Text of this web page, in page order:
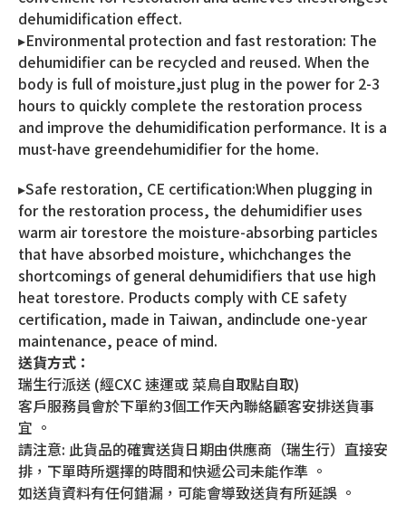
dehumidification effect.
▸Environmental protection and fast restoration: The
dehumidifier can be recycled and reused. When the
body is full of moisture,just plug in the power for 2-3
hours to quickly complete the restoration process
and improve the dehumidification performance. It is a
must-have greendehumidifier for the home.
▸Safe restoration, CE certification:When plugging in
for the restoration process, the dehumidifier uses
warm air torestore the moisture-absorbing particles
that have absorbed moisture, whichchanges the
shortcomings of general dehumidifiers that use high
heat torestore. Products comply with CE safety
certification, made in Taiwan, andinclude one-year
maintenance, peace of mind.
送貨方式：
瑞生行派送 (經CXC 速運或 菜鳥自取點自取)
客戶服務員會於下單約3個工作天內聯絡顧客安排送貨事
宜 。
請注意: 此貨品的確實送貨日期由供應商（瑞生行）直接安
排，下單時所選擇的時間和快遞公司未能作準 。
如送貨資料有任何錯漏，可能會導致送貨有所延誤 。